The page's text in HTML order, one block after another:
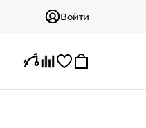
Войти